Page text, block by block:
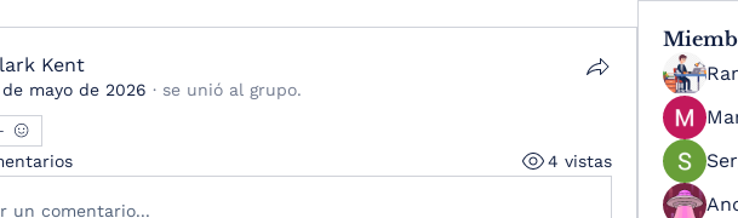
Kent
mayo de 2026 · se unió al grupo.
4 vistas
un comentario...